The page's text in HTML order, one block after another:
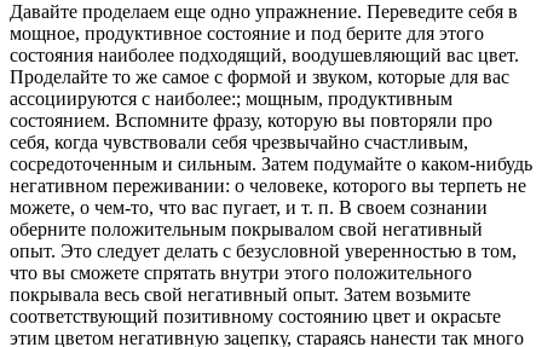
Давайте проделаем еще одно упражнение. Переведите себя в
мощное, продуктивное состояние и под берите для этого
состояния наиболее подходящий, воодушевляющий вас цвет.
Проделайте то же самое с формой и звуком, которые для вас
ассоциируются с наиболее:; мощным, продуктивным
состоянием. Вспомните фразу, которую вы повторяли про
себя, когда чувствовали себя чрезвычайно счастливым,
сосредоточенным и сильным. Затем подумайте о каком-нибудь
негативном переживании: о человеке, которого вы терпеть не
можете, о чем-то, что вас пугает, и т. п. В своем сознании
оберните положительным покрывалом свой негативный
опыт. Это следует делать с безусловной уверенностью в том,
что вы сможете спрятать внутри этого положительного
покрывала весь свой негативный опыт. Затем возьмите
соответствующий позитивному состоянию цвет и окрасьте
этим цветом негативную зацепку, стараясь нанести так много